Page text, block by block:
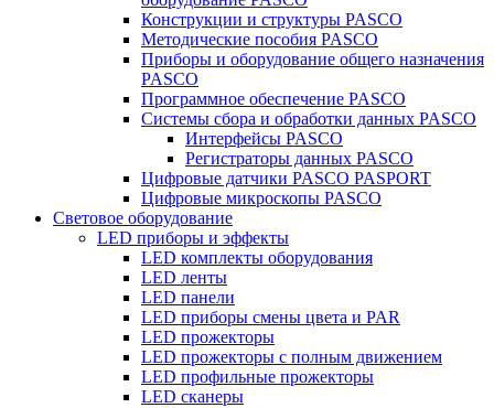
Конструкции и структуры PASCO
Методические пособия PASCO
Приборы и оборудование общего назначения
PASCO
Программное обеспечение PASCO
Системы сбора и обработки данных PASCO
Интерфейсы PASCO
Регистраторы данных PASCO
Цифровые датчики PASCO PASPORT
Цифровые микроскопы PASCO
Световое оборудование
LED приборы и эффекты
LED комплекты оборудования
LED ленты
LED панели
LED приборы смены цвета и PAR
LED прожекторы
LED прожекторы с полным движением
LED профильные прожекторы
LED сканеры